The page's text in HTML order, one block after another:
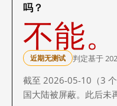
吗？
不能。
近期无测试 判定基于
截至 2026-05-10（3
国大陆被屏蔽。此后未